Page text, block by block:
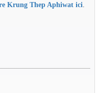
Krung Thep Aphiwat ici.